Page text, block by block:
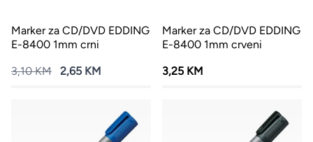
Marker za CD/DVD EDDING
E-8400 1mm crni
3,10 KM
2,65 KM
Marker za CD/DVD EDDING
E-8400 1mm crveni
3,25 KM